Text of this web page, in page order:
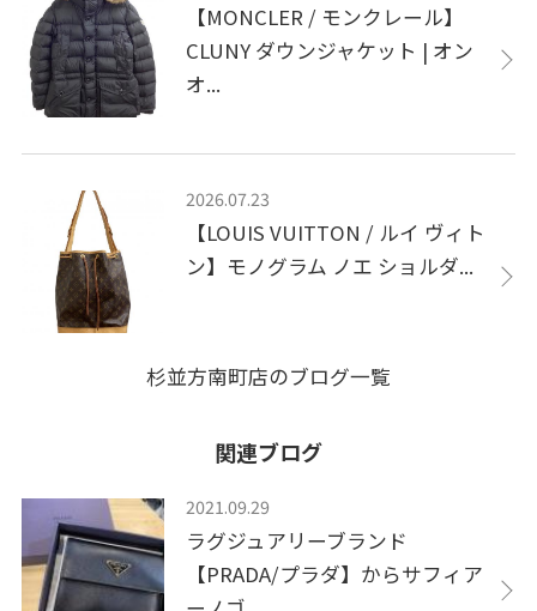
【MONCLER / モンクレール】
CLUNY ダウンジャケット | オン
オ...
2026.07.23
【LOUIS VUITTON / ルイ ヴィト
ン】モノグラム ノエ ショルダ...
杉並方南町店のブログ一覧
関連ブログ
2021.09.29
ラグジュアリーブランド
【PRADA/プラダ】からサフィア